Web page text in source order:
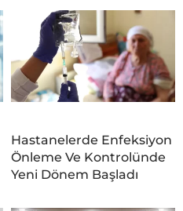
Hastanelerde Enfeksiyon
Önleme Ve Kontrolünde
Yeni Dönem Başladı